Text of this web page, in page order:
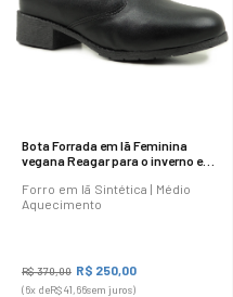
Bota Forrada em lã Feminina
vegana Reagar para o inverno e
Forro em lã Sintética | Médio
Aquecimento
R$370,00 R$ 250 00
(6x deR$41,66sem juros)